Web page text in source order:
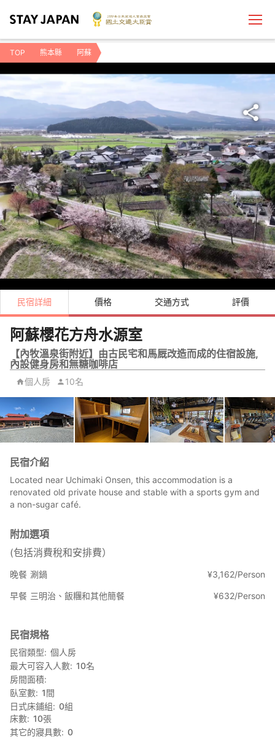
TOP 熊本縣 阿蘇
民宿詳細 價格 交通方式 評價
阿蘇櫻花方舟水源室
【內牧溫泉街附近】由古民宅和馬厩改造而成的住宿設施,
內設健身房和無糖咖啡店
個人房 10名
民宿介紹
Located near Uchimaki Onsen, this accommodation is a
renovated old private house and stable with a sports gym and
a non-sugar café.
附加選項
(包括消費稅和安排費）
晚餐 涮鍋 ¥3,162/Person
早餐 三明治、飯糰和其他簡餐 ¥632/Person
民宿規格
民宿類型
個人房
最大可容入人數 10名
房間面積
臥室數 1間
日式床鋪組
0組
床數 10張
其它的寢具數 0